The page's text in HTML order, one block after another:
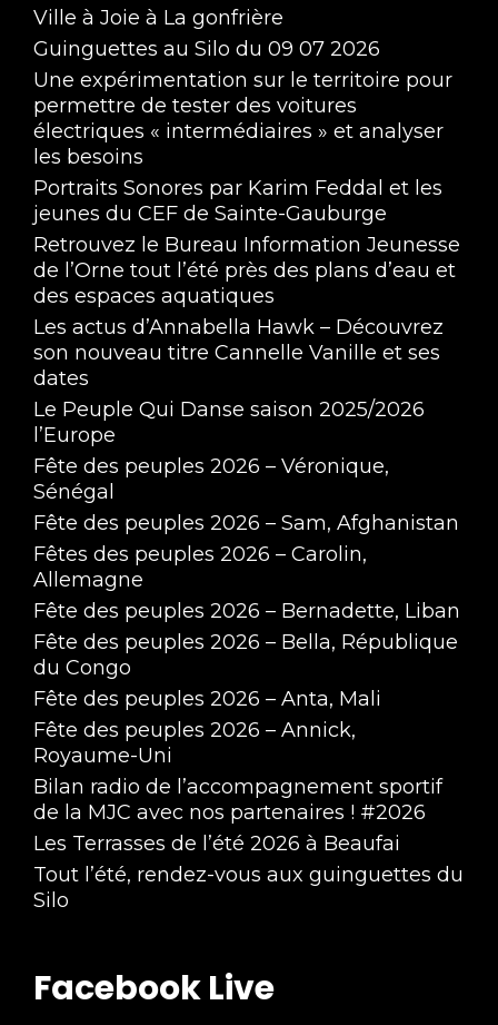
Ville à Joie à La gonfrière
Guinguettes au Silo du 09 07 2026
Une expérimentation sur le territoire pour
permettre de tester des voitures
électriques « intermédiaires » et analyser
les besoins
Portraits Sonores par Karim Feddal et les
jeunes du CEF de Sainte-Gauburge
Retrouvez le Bureau Information Jeunesse
de l’Orne tout l’été près des plans d’eau et
des espaces aquatiques
Les actus d’Annabella Hawk – Découvrez
son nouveau titre Cannelle Vanille et ses
dates
Le Peuple Qui Danse saison 2025/2026
l’Europe
Fête des peuples 2026 – Véronique,
Sénégal
Fête des peuples 2026 – Sam, Afghanistan
Fêtes des peuples 2026 – Carolin,
Allemagne
Fête des peuples 2026 – Bernadette, Liban
Fête des peuples 2026 – Bella, République
du Congo
Fête des peuples 2026 – Anta, Mali
Fête des peuples 2026 – Annick,
Royaume-Uni
Bilan radio de l’accompagnement sportif
de la MJC avec nos partenaires ! #2026
Les Terrasses de l’été 2026 à Beaufai
Tout l’été, rendez-vous aux guinguettes du
Silo
Facebook Live